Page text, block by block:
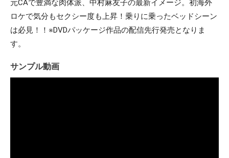
元CAで豊満な肉体派、中村麻友子の最新イメージ。初海外
ロケで気分もセクシー度も上昇！乗りに乗ったベッドシーン
は必見！！※DVDパッケージ作品の配信先行発売となりま
す。
サンプル動画